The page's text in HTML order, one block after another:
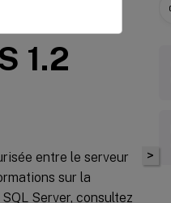
en
1.2
entre le serveur
sur la
Server, consultez
>